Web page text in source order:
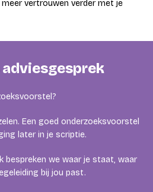
vertrouwen verder met je
Een goed onderzoeksvoorstel
later in je scriptie.
bespreken we waar je staat, waar
bij jou past.